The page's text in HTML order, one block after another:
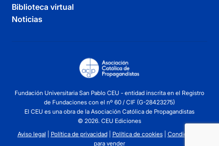
Biblioteca virtual
Noticias
Fundación Universitaria San Pablo CEU - entidad inscrita en el Registro
de Fundaciones con el nº 60 / CIF (G-28423275)
El CEU es una obra de la Asociación Católica de Propagandistas
© 2026. CEU Ediciones
Aviso legal
Política de privacidad| Política de cookies| Condiciones
para vender